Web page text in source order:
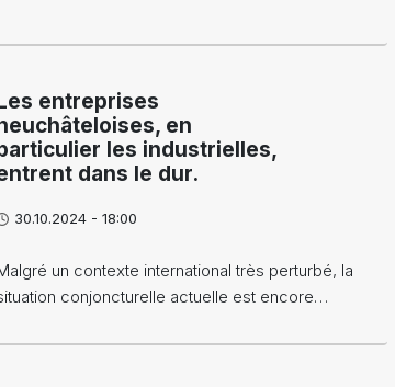
entreprises
en
les industrielles,
dans le dur.
30.10.2024 - 18:00
un contexte international très perturbé, la
conjoncturelle actuelle est encore…